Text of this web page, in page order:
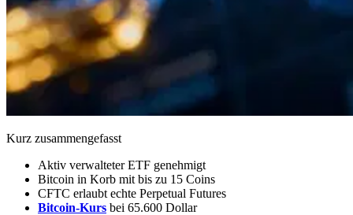
Kurz zusammengefasst
Aktiv verwalteter ETF genehmigt
Bitcoin in Korb mit bis zu 15 Coins
CFTC erlaubt echte Perpetual Futures
Bitcoin-Kurs bei 65.600 Dollar